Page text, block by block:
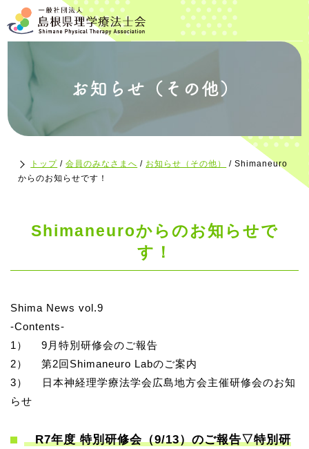
お知らせ（その他）
トップ /会員のみなさまへ / お知らせ（その他） /Shimaneuro
からのお知らせです！
Shimaneuroからのお知らせで
す！
Shima News vol.9
-Contents-
1） 9月特別研修会のご報告
2） 第2回Shimaneuro Labのご案内
3） 日本神経理学療法学会広島地方会主催研修会のお知
らせ
R7年度 特別研修会（9/13）のご報告▽特別研